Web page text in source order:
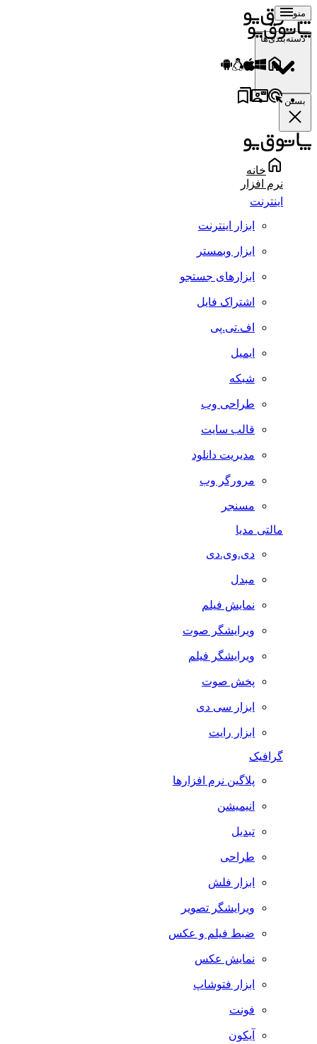
منو
دسته‌بندی‌ها
بستن
خانه
نرم افزار
اینترنت
ابزار اینترنت
ابزار وبمستر
ابزارهای جستجو
اشتراک فایل
اف.تی.پی
ایمیل
شبکه
طراحی وب
قالب سایت
مدیریت دانلود
مرورگر وب
مسنجر
مالتی مدیا
دی.وی.دی
مبدل
نمایش فیلم
ویرایشگر صوت
ویرایشگر فیلم
پخش صوت
ابزار سی دی
ابزار رایت
گرافیک
پلاگین نرم افزارها
انیمیشن
تبدیل
طراحی
ابزار فلش
ویرایشگر تصویر
ضبط فيلم و عكس
نمایش عکس
ابزار فتوشاپ
فونت
آیکون